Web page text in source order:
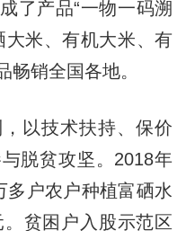
了产品“一物一码溯
大米、有机大米、有
畅销全国各地。
以技术扶持、保价
脱贫攻坚。2018年
多户农户种植富硒水
贫困户入股示范区